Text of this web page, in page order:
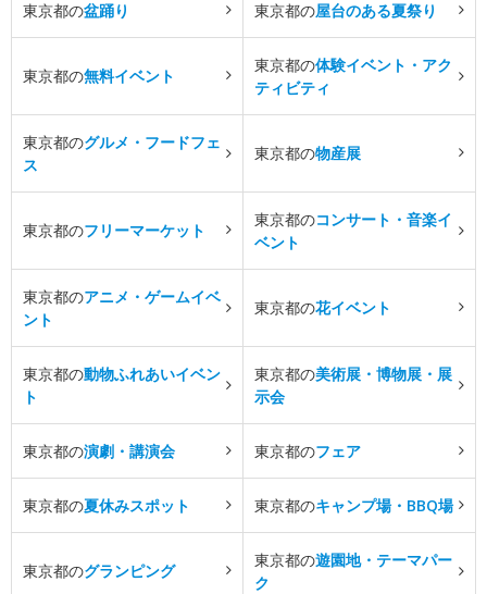
東京都の盆踊り 東京都の屋台のある夏祭り
東京都の無料イベント
東京都の体験イベント・アク
ティビティ
東京都のグルメ・フードフェ
ス
東京都の物産展
東京都のフリーマーケット
東京都のコンサート・音楽イ
ベント
東京都のアニメ・ゲームイベ
ント
東京都の花イベント
東京都の動物ふれあいイベン
ト
東京都の美術展・博物展・展
示会
東京都の演劇・講演会 東京都のフェア
東京都の夏休みスポット 東京都のキャンプ場・BBQ場
東京都のグランピング
東京都の遊園地・テーマパー
ク